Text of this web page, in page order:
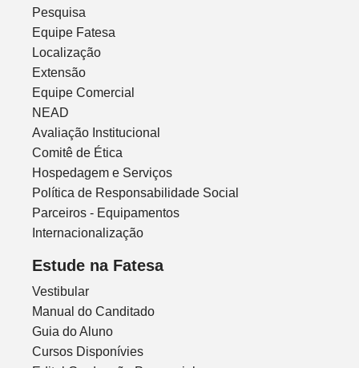
Pesquisa
Equipe Fatesa
Localização
Extensão
Equipe Comercial
NEAD
Avaliação Institucional
Comitê de Ética
Hospedagem e Serviços
Política de Responsabilidade Social
Parceiros - Equipamentos
Internacionalização
Estude na Fatesa
Vestibular
Manual do Canditado
Guia do Aluno
Cursos Disponívies